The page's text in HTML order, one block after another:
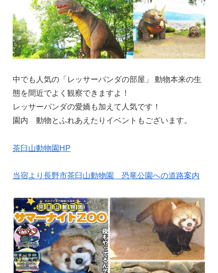
中でも人気の「レッサーパンダの部屋」 動物本来の生
態を間近でよく観察できますよ！
レッサーパンダの愛嬌も加えて人気です！
園内 動物とふれあえたりイベントもございます。
茶臼山動物園HP
当宿より長野市茶臼山動物園 恐竜公園への道路案内